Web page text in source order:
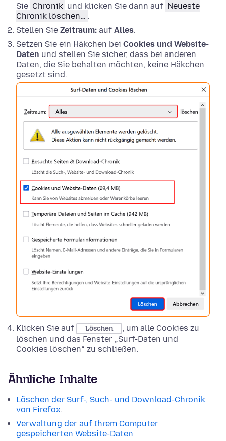
Sie Chronik und klicken Sie dann auf Neueste
Chronik löschen… .
Stellen Sie Zeitraum: auf Alles.
Setzen Sie ein Häkchen bei Cookies und Website-
Daten und stellen Sie sicher, dass bei anderen
Daten, die Sie behalten möchten, keine Häkchen
gesetzt sind.
Klicken Sie auf Löschen
, um alle Cookies zu
löschen und das Fenster „Surf-Daten und
Cookies löschen“ zu schließen.
Ähnliche Inhalte
Löschen der Surf-, Such- und Download-Chronik
von Firefox.
Verwaltung der auf Ihrem Computer
gespeicherten Website-Daten